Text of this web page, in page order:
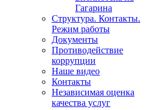
Гагарина
Структура. Контакты.
Режим работы
Документы
Противодействие
коррупции
Наше видео
Контакты
Независимая оценка
качества услуг